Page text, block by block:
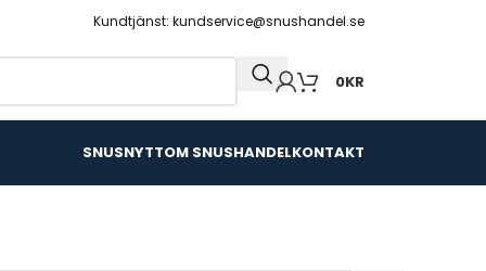
Kundtjänst: kundservice@snushandel.se
0KR
SNUSNYTTOM SNUSHANDELKONTAKT